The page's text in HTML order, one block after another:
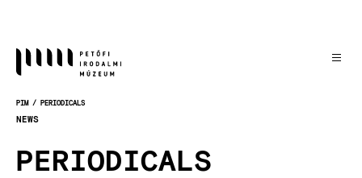
obsah
PIM PERIODICALS
NEWS
PERIODICALS